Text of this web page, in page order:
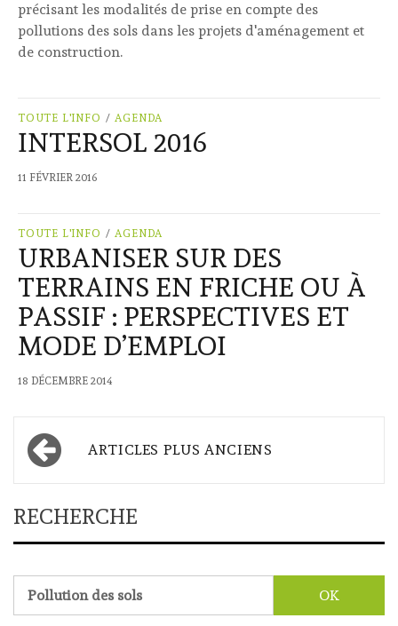
précisant les modalités de prise en compte des
pollutions des sols dans les projets d'aménagement et
de construction.
TOUTE L'INFO / AGENDA
INTERSOL 2016
11 FÉVRIER 2016
TOUTE L'INFO / AGENDA
URBANISER SUR DES
TERRAINS EN FRICHE OU À
PASSIF : PERSPECTIVES ET
MODE D’EMPLOI
18 DÉCEMBRE 2014
Navigation
des
ARTICLES PLUS ANCIENS
RECHERCHE
Rechercher :